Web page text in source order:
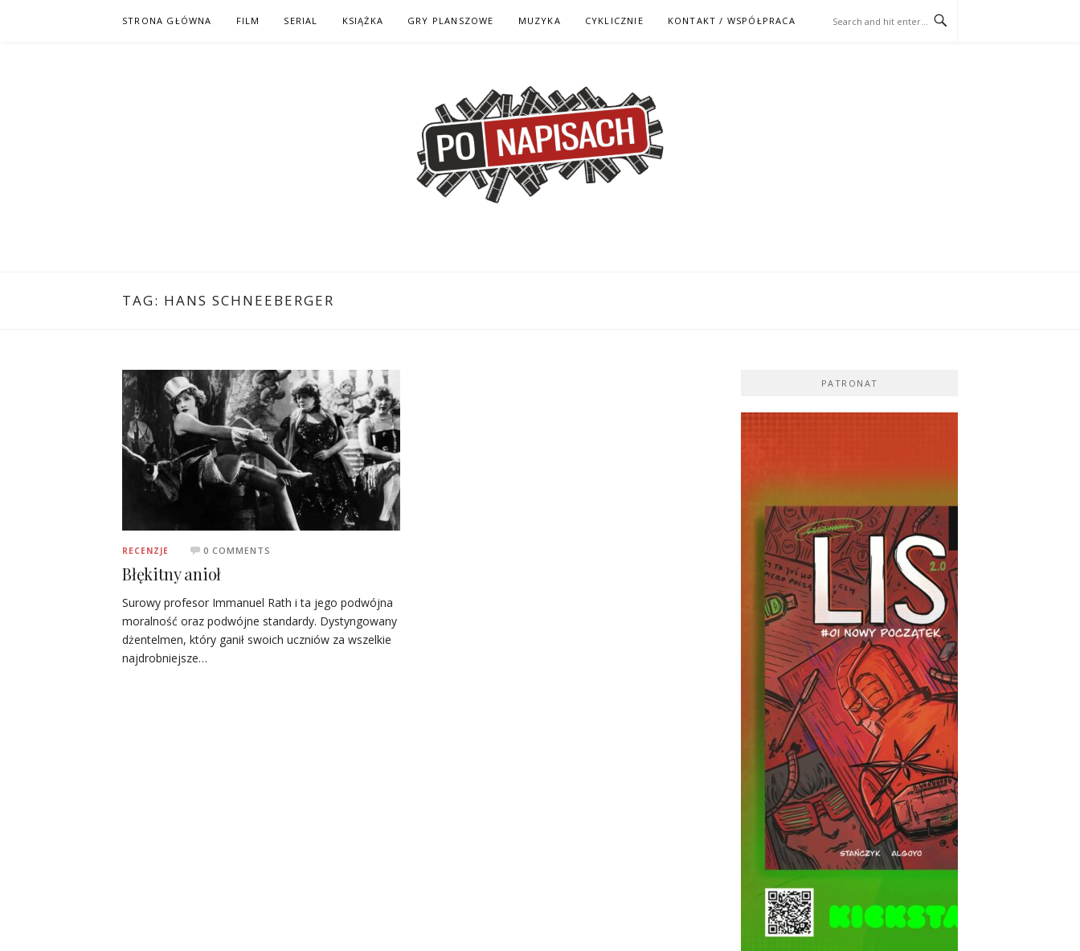
STRONA GŁÓWNA FILM SERIAL KSIĄŻKA GRY PLANSZOWE MUZYKA CYKLICZNIE KONTAKT / WSPÓŁPRACA
TAG: HANS SCHNEEBERGER
RECENZJE 0 COMMENTS
Błękitny anioł
Surowy profesor Immanuel Rath i ta jego podwójna
moralność oraz podwójne standardy. Dystyngowany
dżentelmen, który ganił swoich uczniów za wszelkie
najdrobniejsze…
PATRONAT